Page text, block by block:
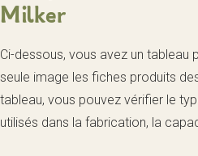
Milker
Ci-dessous, vous avez un tableau
seule image les fiches produits
tableau, vous pouvez vérifier le
utilisés dans la fabrication, la